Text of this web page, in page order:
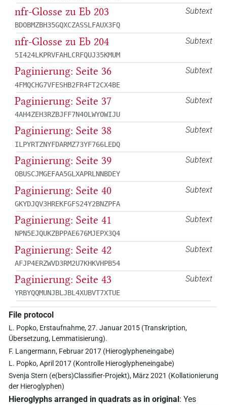
Subtext
nfr-Glosse zu Eb 203
BDOBMZBH35GQXCZASSLFAUX3FQ
Subtext
nfr-Glosse zu Eb 204
5I424LKPRVFAHLCRFQUJ35KMUM
Subtext
Paginierung: Seite 36
4FMQCHG7VFESHB2FR4FT2CX4BE
Subtext
Paginierung: Seite 37
4AH4ZEH3RZBJFF7N4OLWYOWIJU
Subtext
Paginierung: Seite 38
ILPYRTZNYFDARMZ73YF766LEDQ
Subtext
Paginierung: Seite 39
OBUSCJMGEFAA5GLXAPRLNNBDEY
Subtext
Paginierung: Seite 40
GKYDJQV3HREKFGFS24Y2BNZPFA
Subtext
Paginierung: Seite 41
NPN5EJQUKZBPPAE676MJEPX3Q4
Subtext
Paginierung: Seite 42
AFJP4ERZWVD3RM2U7KHKVHPB54
Subtext
Paginierung: Seite 43
YRBYQQMUNJBLJBL4XUBVT7XTUE
File protocol
L. Popko, Erstaufnahme, 27. Januar 2015 (Transkription,
Übersetzung, Lemmatisierung).
F. Langermann, Februar 2017 (Hieroglypheneingabe)
L. Popko, April 2017 (Kontrolle Hieroglypheneingabe)
Svenja Stern (e(bers)Classifier-Projekt), März 2021 (Kollationierung
der Hieroglyphen)
Hieroglyphs arranged in quadrats as in original: Yes